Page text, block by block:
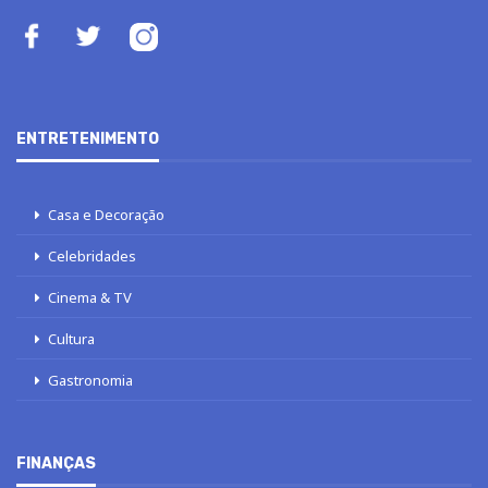
ENTRETENIMENTO
Casa e Decoração
Celebridades
Cinema & TV
Cultura
Gastronomia
FINANÇAS